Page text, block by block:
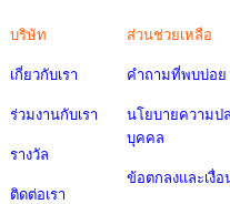
บริษัท
เกี่ยวกับเรา
ร่วมงานกับเรา
รางวัล
ติดต่อเรา
ส่วนช่วยเหลือ
คำถามที่พบบ่อย
นโยบายความป
บุคคล
ข้อตกลงและเงื่